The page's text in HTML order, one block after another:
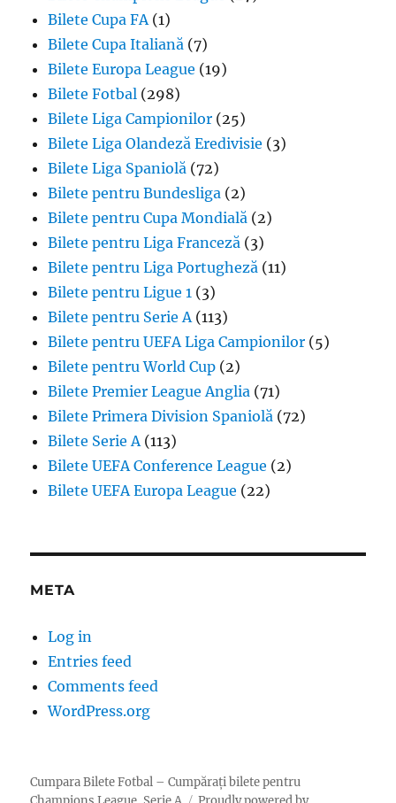
Bilete Cupa FA(1)
Bilete Cupa Italiană (7)
Bilete Europa League (19)
Bilete Fotbal (298)
Bilete Liga Campionilor (25)
Bilete Liga Olandeză Eredivisie (3)
Bilete Liga Spaniolă (72)
Bilete pentru Bundesliga (2)
Bilete pentru Cupa Mondială (2)
Bilete pentru Liga Franceză (3)
Bilete pentru Liga Portugheză (11)
Bilete pentru Ligue 1 (3)
Bilete pentru Serie A(113)
Bilete pentru UEFA Liga Campionilor (5)
Bilete pentru World Cup (2)
Bilete Premier League Anglia (71)
Bilete Primera Division Spaniolă (72)
Bilete Serie A(113)
Bilete UEFA Conference League (2)
Bilete UEFA Europa League (22)
META
Log in
Entries feed
Comments feed
WordPress.org
Cumpara Bilete Fotbal – Cumpărați bilete pentru